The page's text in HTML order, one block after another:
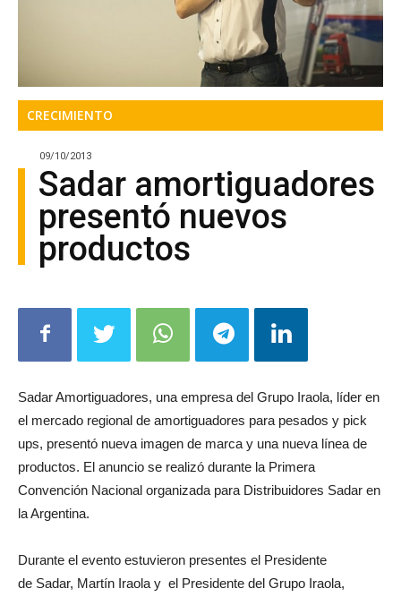
CRECIMIENTO
09/10/2013
Sadar amortiguadores
presentó nuevos
productos
Sadar Amortiguadores, una empresa del Grupo Iraola, líder en
el mercado regional de amortiguadores para pesados y pick
ups, presentó nueva imagen de marca y una nueva línea de
productos. El anuncio se realizó durante la Primera
Convención Nacional organizada para Distribuidores Sadar en
la Argentina.
Durante el evento estuvieron presentes el Presidente
de Sadar, Martín Iraola y el Presidente del Grupo Iraola,